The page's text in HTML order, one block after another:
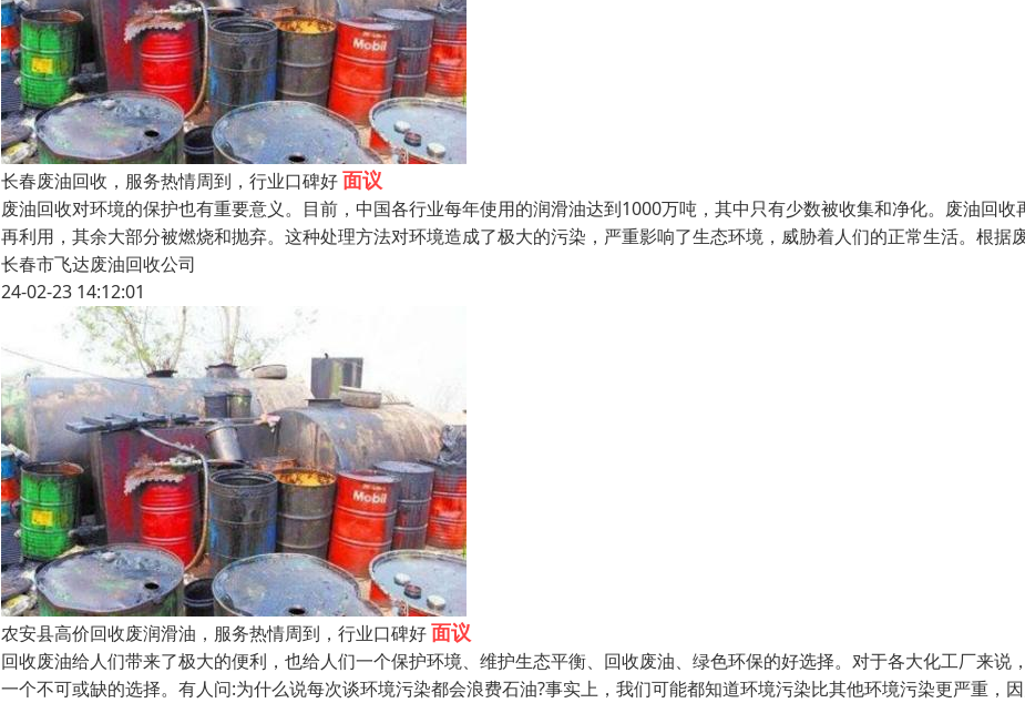
长春废油回收，服务热情周到，行业口碑好面议
废油回收对环境的保护也有重要意义。目前，中国各行业每年使用的润滑油达到1000万吨，其中只有少数被收集和净化。废油回收
再利用，其余大部分被燃烧和抛弃。这种处理方法对环境造成了极大的污染，严重影响了生态环境，威胁着人们的正常生活。根据
长春市飞达废油回收公司
24-02-23 14:12:01
农安县高价回收废润滑油，服务热情周到，行业口碑好面议
回收废油给人们带来了极大的便利，也给人们一个保护环境、维护生态平衡、回收废油、绿色环保的好选择。对于各大化工厂来说
一个不可或缺的选择。有人问:为什么说每次谈环境污染都会浪费石油?事实上，我们可能都知道环境污染比其他环境污染更严重，